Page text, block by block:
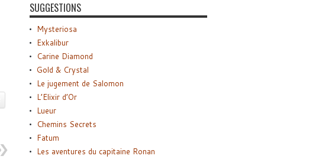
SUGGESTIONS
Mysteriosa
Exkalibur
Carine Diamond
Gold & Crystal
Le jugement de Salomon
L’Elixir d’Or
Lueur
Chemins Secrets
Fatum
Les aventures du capitaine Ronan